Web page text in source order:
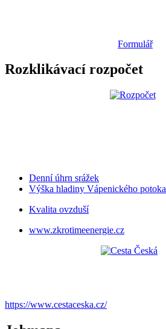
Formulář
Rozklikávací rozpočet
Denní úhrn srážek
Výška hladiny Vápenického potoka
Kvalita ovzduší
www.zkrotimeenergie.cz
https://www.cestaceska.cz/